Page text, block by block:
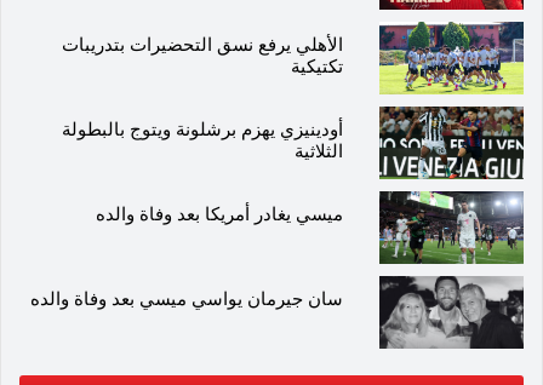
الأهلي يرفع نسق التحضيرات بتدريبات
تكتيكية
أودينيزي يهزم برشلونة ويتوج بالبطولة
الثلاثية
ميسي يغادر أمريكا بعد وفاة والده
سان جيرمان يواسي ميسي بعد وفاة والده